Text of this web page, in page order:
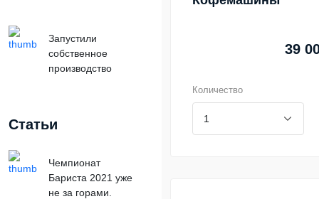
Запустили
собственное
производство
Статьи
Чемпионат
Бариста 2021 уже
не за горами.
39
Количество